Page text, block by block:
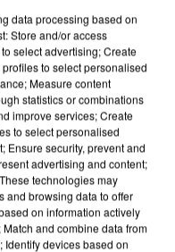
data processing based on
Store and/or access
select advertising; Create
to select personalised
Measure content
statistics or combinations
improve services; Create
to select personalised
Ensure security, prevent and
advertising and content;
technologies may
and browsing data to offer
on information actively
and combine data from
Identify devices based on